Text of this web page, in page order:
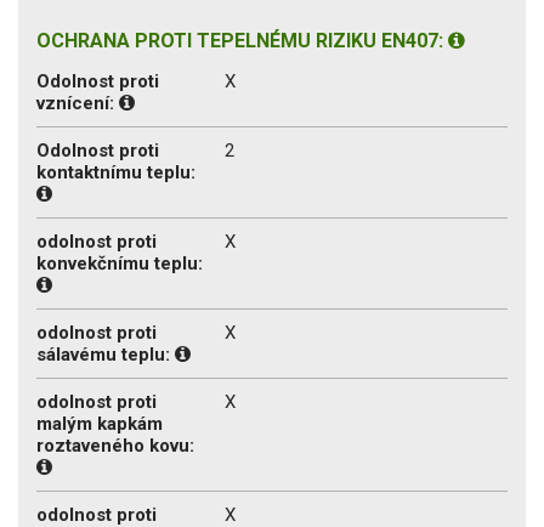
OCHRANA PROTI TEPELNÉMU RIZIKU EN407:
Odolnost proti
vznícení:
X
Odolnost proti
kontaktnímu teplu:
2
odolnost proti
konvekčnímu teplu:
X
odolnost proti
sálavému teplu:
X
odolnost proti
malým kapkám
roztaveného kovu:
X
odolnost proti
X